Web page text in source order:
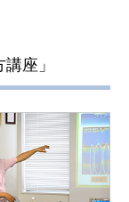
座」